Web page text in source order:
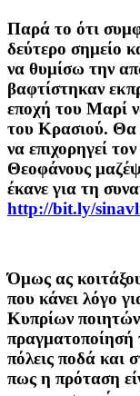
Παρά το ότι
δεύτερο σημείο
να θυμίσω την
βαφτίστηκαν
εποχή του Μαρί
του Κρασιού. Θα
να επιχορηγεί
Θεοφάνους
έκανε για τη
http://bit.ly/
Όμως ας
που κάνει λόγο
Κυπρίων
πραγματοποίησή
πόλεις ποδά και
πως η πρόταση